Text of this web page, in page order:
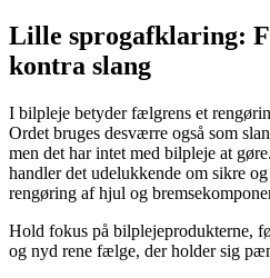
Lille sprogafklaring:
kontra slang
I bilpleje betyder fælgrens et
Ordet bruges desværre også som
men det har intet med bilpleje at
handler det udelukkende om sikre
rengøring af hjul og
Hold fokus på bilplejeprodukterne,
og nyd rene fælge, der holder sig